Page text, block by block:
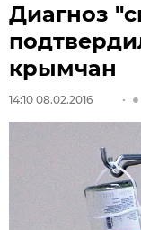
Диагноз
крымчан
14:10 08.02.2016